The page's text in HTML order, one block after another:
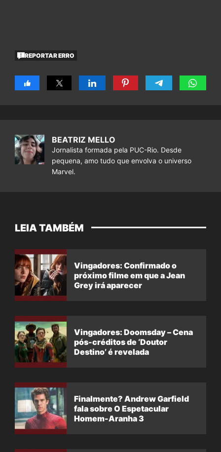
REPORTAR ERRO
BEATRIZ MELLO
Jornalista formada pela PUC-Rio. Desde
pequena, amo tudo que envolva o universo
Marvel.
LEIA TAMBÉM
Vingadores: Confirmado o
próximo filme em que a Jean
Grey irá aparecer
Vingadores: Doomsday – Cena
pós-créditos de ‘Doutor
Destino’ é revelada
Finalmente? Andrew Garfield
fala sobre O Espetacular
Homem-Aranha 3